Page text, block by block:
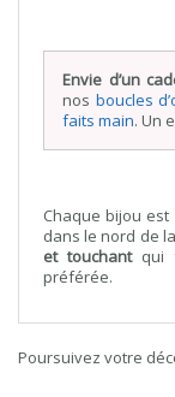
Envie d’un
nos boucles
faits main. Un
Chaque bijou
dans le nord de
et touchantqui
préférée.
Poursuivez votre